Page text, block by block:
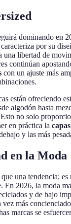
dominando en
por su
una libertad de
continúan
con un ajuste más
están ofreciendo
algodón hasta
no solo
en práctica la capas
y las más
en la Moda
una tendencia;
En 2026, la moda
y de bajo
más
marcas se